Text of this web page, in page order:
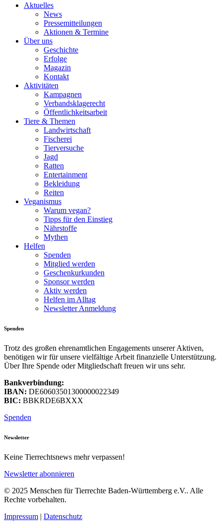
Aktuelles
News
Pressemitteilungen
Aktionen & Termine
Über uns
Geschichte
Erfolge
Magazin
Kontakt
Aktivitäten
Kampagnen
Verbandsklagerecht
Öffentlichkeitsarbeit
Tiere & Themen
Landwirtschaft
Fischerei
Tierversuche
Jagd
Ratten
Entertainment
Bekleidung
Reiten
Veganismus
Warum vegan?
Tipps für den Einstieg
Nährstoffe
Mythen
Helfen
Spenden
Mitglied werden
Geschenkurkunden
Sponsor werden
Aktiv werden
Helfen im Alltag
Newsletter Anmeldung
Spenden
Trotz des großen ehrenamtlichen Engagements unserer Aktiven,
benötigen wir für unsere vielfältige Arbeit finanzielle Unterstützung.
Über Ihre Spende oder Mitgliedschaft freuen wir uns sehr.
Bankverbindung:
IBAN: DE60603501300000022349
BIC: BBKRDE6BXXX
Spenden
Newsletter
Keine Tierrechtsnews mehr verpassen!
Newsletter abonnieren
© 2025 Menschen für Tierrechte Baden-Württemberg e.V.. Alle
Rechte vorbehalten.
Impressum | Datenschutz